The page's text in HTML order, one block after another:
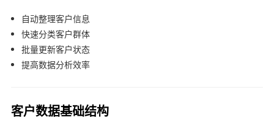
自动整理客户信息
快速分类客户群体
批量更新客户状态
提高数据分析效率
客户数据基础结构